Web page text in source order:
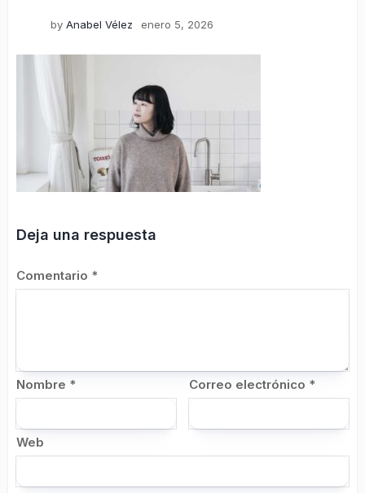
by Anabel Vélez enero 5, 2026
Deja una respuesta
Comentario *
Nombre * Correo electrónico *
Web